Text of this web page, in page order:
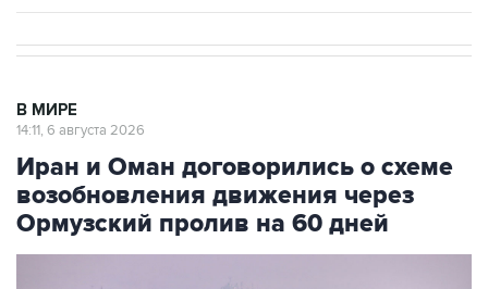
В МИРЕ
14:11, 6 августа 2026
Иран и Оман договорились о схеме
возобновления движения через
Ормузский пролив на 60 дней